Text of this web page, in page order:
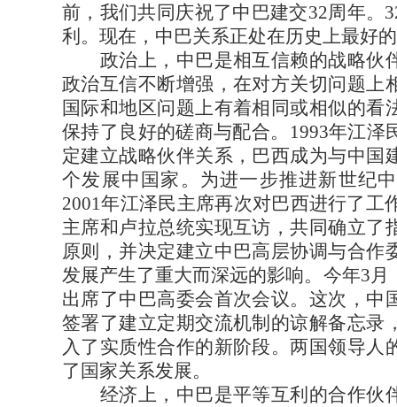
前，我们共同庆祝了中巴建交32周年。
利。现在，中巴关系正处在历史上最好
政治上，中巴是相互信赖的战略伙
政治互信不断增强，在对方关切问题上
国际和地区问题上有着相同或相似的看
保持了良好的磋商与配合。1993年江泽
定建立战略伙伴关系，巴西成为与中国
个发展中国家。为进一步推进新世纪
2001年江泽民主席再次对巴西进行了工
主席和卢拉总统实现互访，共同确立了
原则，并决定建立中巴高层协调与合作
发展产生了重大而深远的影响。今年3
出席了中巴高委会首次会议。这次，中
签署了建立定期交流机制的谅解备忘录
入了实质性合作的新阶段。两国领导人
了国家关系发展。
经济上，中巴是平等互利的合作伙